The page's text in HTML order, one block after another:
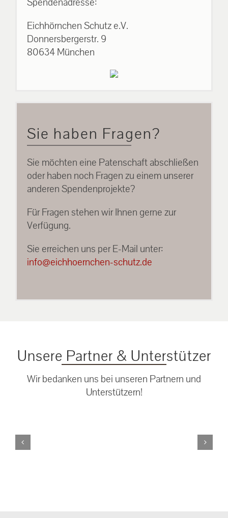
Eichhörnchen Schutz e.V.
Donnersbergerstr. 9
80634 München
Sie haben Fragen?
Sie möchten eine Patenschaft abschließen
oder haben noch Fragen zu einem unserer
anderen Spendenprojekte?
Für Fragen stehen wir Ihnen gerne zur
Verfügung.
Sie erreichen uns per E-Mail unter:
info@eichhoernchen-schutz.de
Unsere Partner & Unterstützer
Wir bedanken uns bei unseren Partnern und
Unterstützern!